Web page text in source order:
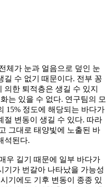
체가 눈과 얼음으로 덮인 눈
길 수 없기 때문이다. 전부 꽁
한 퇴적층은 생길 수 있지
는 있을 수 없다. 연구팀의 모
15% 정도에 해당되는 바다가
절 변동이 생길 수 있다. 따라
그대로 태양빛에 노출된 바
석된다.
우 길기 때문에 일부 바다가
기가 번갈아 나타났을 가능성
기에도 기후 변동이 종종 있